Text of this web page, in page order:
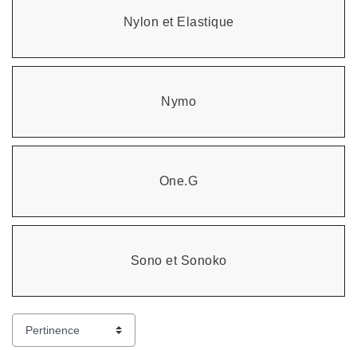
Nylon et Elastique
Nymo
One.G
Sono et Sonoko